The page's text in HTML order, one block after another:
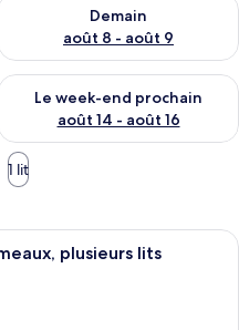
Demain
août 8 - août 9
end août 7 - août 9
Le week-end prochain
août 14 - août 16
Vérifier la disponibilité pour
1 lit
Une chambre d’hôtel avec deux
plusieurs lits